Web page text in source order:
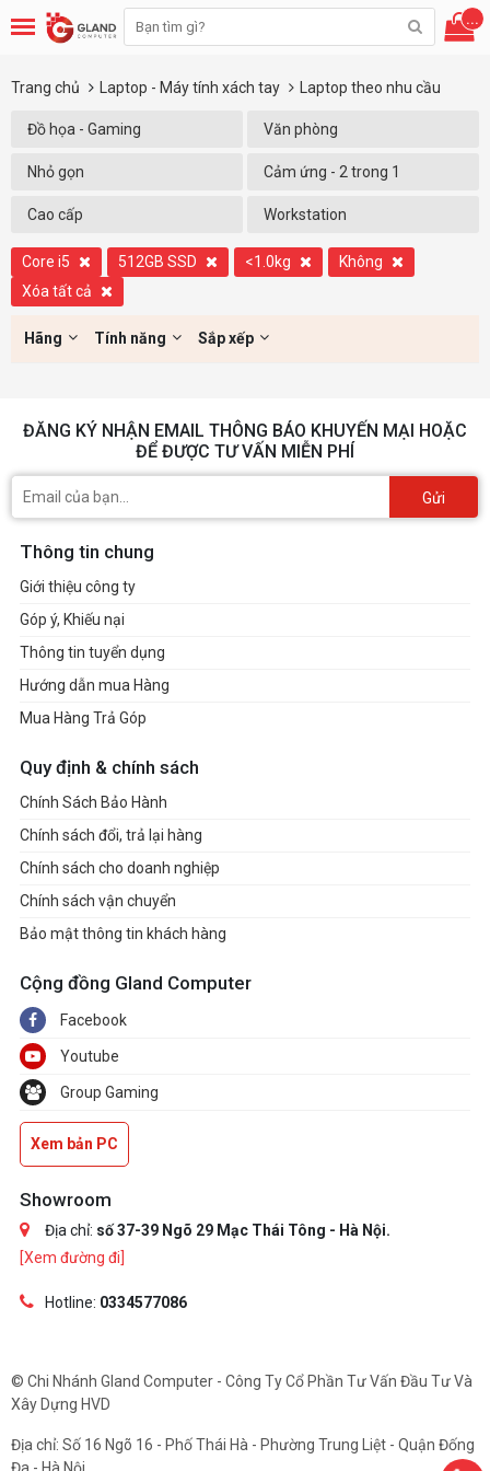
...
Trang chủ Laptop - Máy tính xách tay Laptop theo nhu cầu
Đồ họa - Gaming Văn phòng
Nhỏ gọn Cảm ứng - 2 trong 1
Cao cấp Workstation
Core i5 512GB SSD <1.0kg
Không
Xóa tất cả
Hãng Tính năng Sắp xếp
ĐĂNG KÝ NHẬN EMAIL THÔNG BÁO KHUYẾN MẠI HOẶC
ĐỂ ĐƯỢC TƯ VẤN MIỄN PHÍ
Gửi
Thông tin chung
Giới thiệu công ty
Góp ý, Khiếu nại
Thông tin tuyển dụng
Hướng dẫn mua Hàng
Mua Hàng Trả Góp
Quy định & chính sách
Chính Sách Bảo Hành
Chính sách đổi, trả lại hàng
Chính sách cho doanh nghiệp
Chính sách vận chuyển
Bảo mật thông tin khách hàng
Cộng đồng Gland Computer
Facebook
Youtube
Group Gaming
Xem bản PC
Showroom
Địa chỉ: số 37-39 Ngõ 29 Mạc Thái Tông - Hà Nội.
[Xem đường đi]
Hotline: 0334577086
© Chi Nhánh Gland Computer - Công Ty Cổ Phần Tư Vấn Đầu Tư Và
Xây Dựng HVD
Địa chỉ: Số 16 Ngõ 16 - Phố Thái Hà - Phường Trung Liệt - Quận Đống